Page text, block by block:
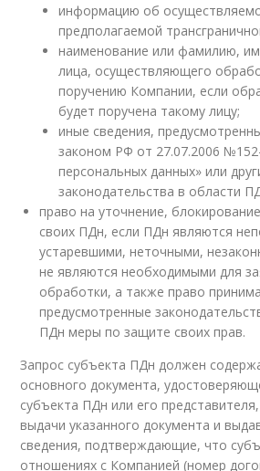
информацию об
предполагаемой
наименование или фамилию,
лица, осуществляющего
поручению Компании, если
будет поручена такому лицу;
иные сведения,
законом РФ от 27.07.2006
персональных данных» или
законодательства в области
право на уточнение,
своих ПДн, если ПДн являются
устаревшими, неточными,
не являются необходимыми для
обработки, а также право
предусмотренные
ПДн меры по защите своих прав.
Запрос субъекта ПДн должен
основного документа,
субъекта ПДн или его
выдачи указанного документа и
сведения, подтверждающие, что
отношениях с Компанией (номер